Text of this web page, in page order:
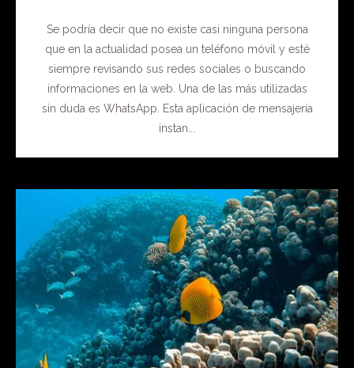
Se podría decir que no existe casi ninguna persona
que en la actualidad posea un teléfono móvil y esté
siempre revisando sus redes sociales o buscando
informaciones en la web. Una de las más utilizadas
sin duda es WhatsApp. Esta aplicación de mensajería
instan...